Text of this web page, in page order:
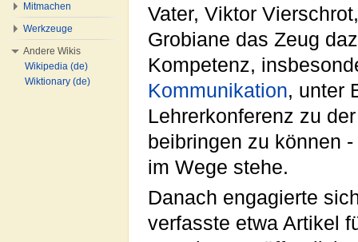
Vater, Viktor
Grobiane das Zeug
Kompetenz,
Kommunikation, unter
Lehrerkonferenz zu
beibringen zu können
im Wege stehe.
Danach engagierte
verfasste etwa Artikel
Mitmachen
Werkzeuge
Andere Wikis
Wikipedia (de)
Wiktionary (de)